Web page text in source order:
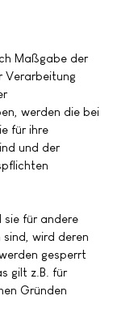
Maßgabe der
Verarbeitung
werden die bei
für ihre
und der
sie für andere
wird deren
gesperrt
gilt z.B. für
Gründen